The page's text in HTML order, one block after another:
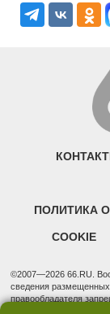
ПОЛИТИКА
COOKIE
©2007—2026 66.RU.
сведения размещенных
правообладателя